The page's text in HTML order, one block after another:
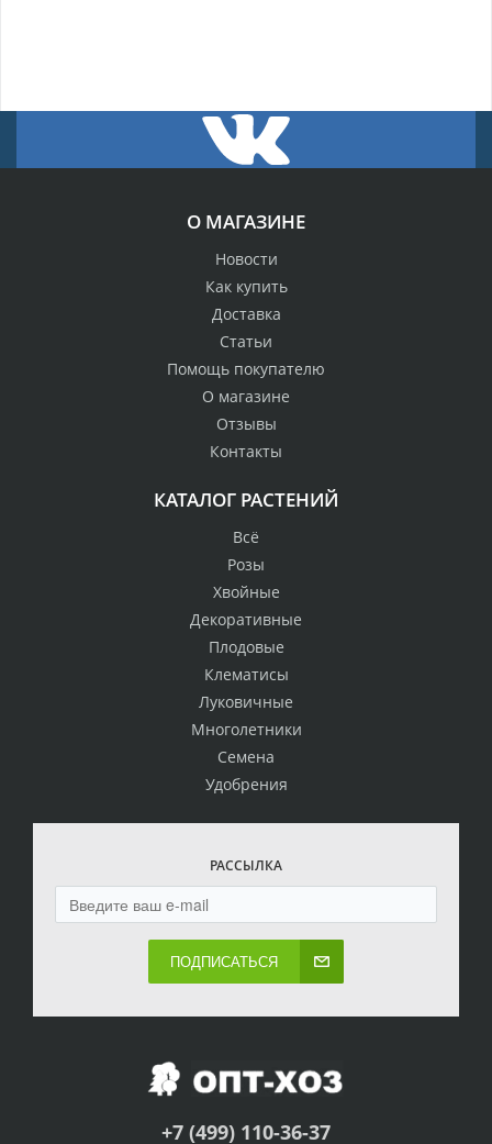
О МАГАЗИНЕ
Новости
Как купить
Доставка
Статьи
Помощь покупателю
О магазине
Отзывы
Контакты
КАТАЛОГ РАСТЕНИЙ
Всё
Розы
Хвойные
Декоративные
Плодовые
Клематисы
Луковичные
Многолетники
Семена
Удобрения
РАССЫЛКА
ПОДПИСАТЬСЯ
+7 (499) 110-36-37